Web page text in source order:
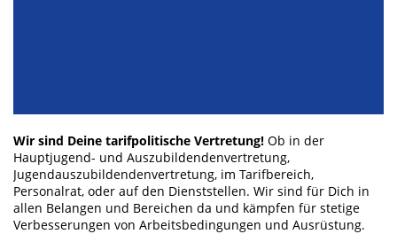
Wir sind Deine tarifpolitische Vertretung! Ob in der
Hauptjugend- und Auszubildendenvertretung,
Jugendauszubildendenvertretung, im Tarifbereich,
Personalrat, oder auf den Dienststellen. Wir sind für Dich in
allen Belangen und Bereichen da und kämpfen für stetige
Verbesserungen von Arbeitsbedingungen und Ausrüstung.